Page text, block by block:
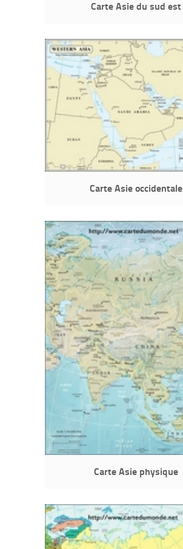
Carte Asie du sud est
Carte Asie occidentale
Carte Asie physique